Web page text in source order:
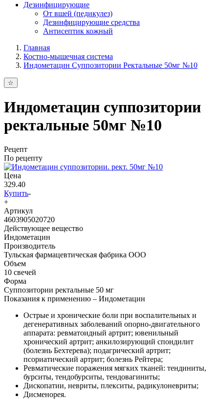
Дезинфицирующие
От вшей (педикулез)
Дезинфицирующие средства
Антисептик кожный
Главная
Костно-мышечная система
Индометацин Суппозитории Ректальные 50мг №10
Индометацин суппозитории
ректальные 50мг №10
Рецепт
По рецепту
Цена
329.40
Купить-
+
Артикул
4603905020720
Действующее вещество
Индометацин
Производитель
Тульская фармацевтическая фабрика ООО
Объем
10 свечей
Форма
Суппозитории ректальные 50 мг
Показания к применению – Индометацин
Острые и хронические боли при воспалительных и
дегенеративных заболеваний опорно-двигательного
аппарата: ревматоидный артрит; ювенильный
хронический артрит; анкилозирующий спондилит
(болезнь Бехтерева); подагрический артрит;
псориатический артрит; болезнь Рейтера;
Ревматические поражения мягких тканей: тендиниты,
бурситы, тендобурситы, тендовагиниты;
Дископатии, невриты, плекситы, радикулоневриты;
Дисменорея.